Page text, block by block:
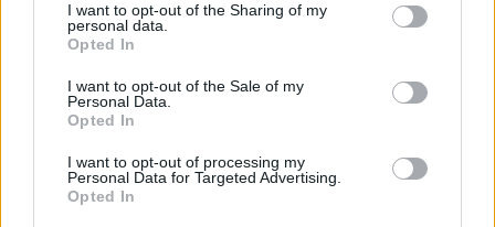
I want to opt-out of the Sharing of my
personal data.
Opted In
I want to opt-out of the Sale of my
Personal Data.
Opted In
I want to opt-out of processing my
Personal Data for Targeted Advertising.
Opted In
70 χρόνια ιστορίας και συγκίνησης για το
Ανδρεάδειο Γυμνάσιο Βροντάδου